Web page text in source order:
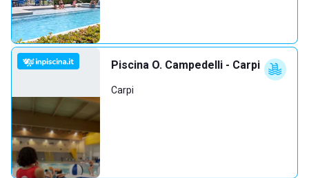
Piscina O. Campedelli - Carpi
Carpi